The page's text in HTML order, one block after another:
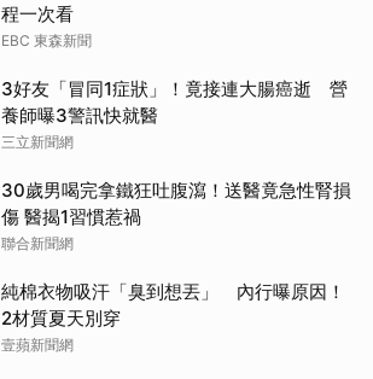
程一次看
EBC 東森新聞
3好友「冒同1症狀」！竟接連大腸癌逝 營
養師曝3警訊快就醫
三立新聞網
30歲男喝完拿鐵狂吐腹瀉！送醫竟急性腎損
傷 醫揭1習慣惹禍
聯合新聞網
純棉衣物吸汗「臭到想丟」 內行曝原因！
2材質夏天別穿
壹蘋新聞網